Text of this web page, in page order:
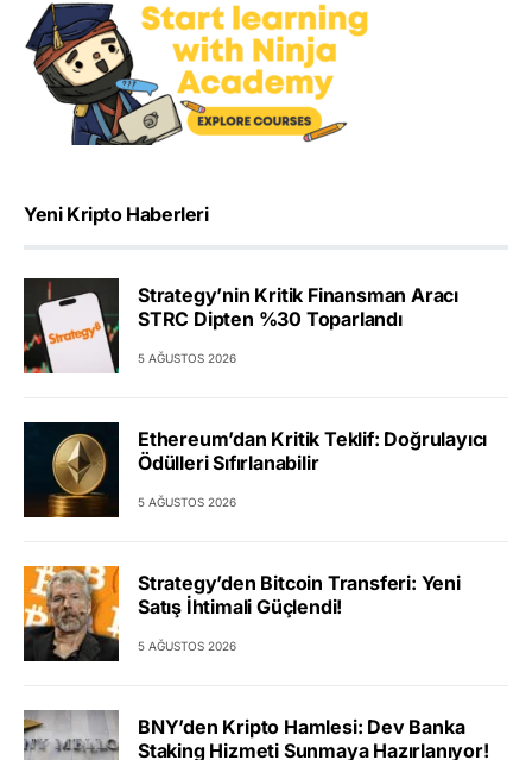
Yeni Kripto Haberleri
Strategy’nin Kritik Finansman Aracı
STRC Dipten %30 Toparlandı
5 AĞUSTOS 2026
Ethereum’dan Kritik Teklif: Doğrulayıcı
Ödülleri Sıfırlanabilir
5 AĞUSTOS 2026
Strategy’den Bitcoin Transferi: Yeni
Satış İhtimali Güçlendi!
5 AĞUSTOS 2026
BNY’den Kripto Hamlesi: Dev Banka
Staking Hizmeti Sunmaya Hazırlanıyor!